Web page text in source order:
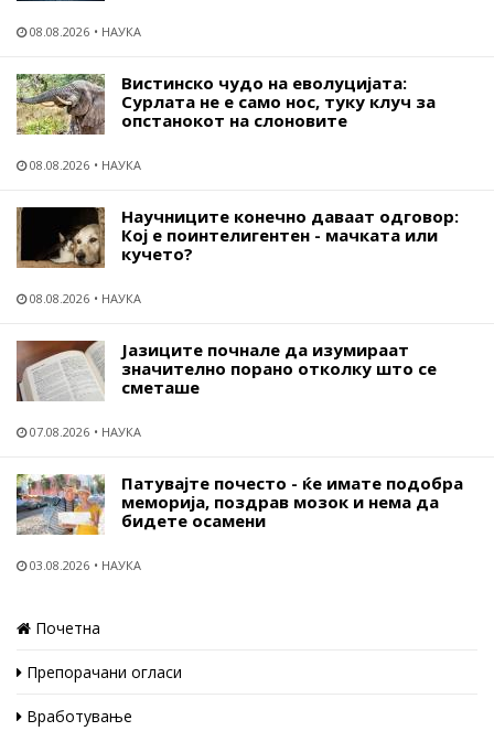
08.08.2026 НАУКА
Вистинско чудо на еволуцијата:
Сурлата не е само нос, туку клуч за
опстанокот на слоновите
08.08.2026 НАУКА
Научниците конечно даваат одговор:
Кој е поинтелигентен - мачката или
кучето?
08.08.2026 НАУКА
Јазиците почнале да изумираат
значително порано отколку што се
сметаше
07.08.2026 НАУКА
Патувајте почесто - ќе имате подобра
меморија, поздрав мозок и нема да
бидете осамени
03.08.2026 НАУКА
Почетна
Препорачани огласи
Вработување